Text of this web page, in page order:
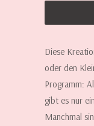
IST:
Diese
oder den
Programm:
gibt es nur
Manchmal